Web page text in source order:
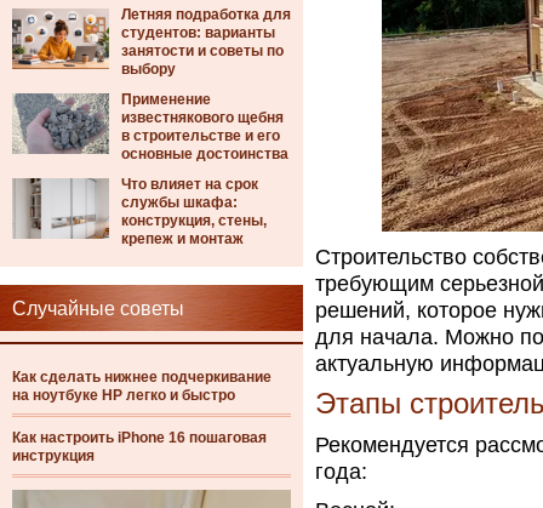
Летняя подработка для
студентов: варианты
занятости и советы по
выбору
Применение
известнякового щебня
в строительстве и его
основные достоинства
Что влияет на срок
службы шкафа:
конструкция, стены,
крепеж и монтаж
Случайные советы
Как сделать нижнее подчеркивание
на ноутбуке HP легко и быстро
Как настроить iPhone 16 пошаговая
инструкция
Строительство
требующим
решений, которое
для начала. Можно
актуальную
Этапы
Рекомендуется
года: